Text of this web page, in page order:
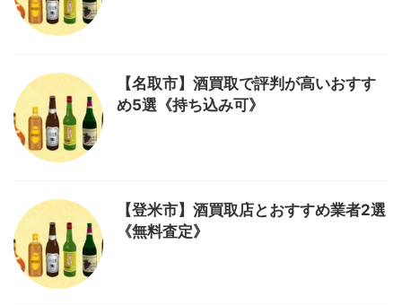
【名取市】酒買取で評判が高いおすす
め5選《持ち込み可》
【登米市】酒買取店とおすすめ業者2選
《無料査定》